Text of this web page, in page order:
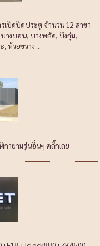
ปิดปิดประตู จำนวน 12 สาขา
างบอน, บางพลัด, บึงกุ่ม,
ห้วยขวาง ...
ายามรุ่นอื่นๆ คลิ๊กเลย